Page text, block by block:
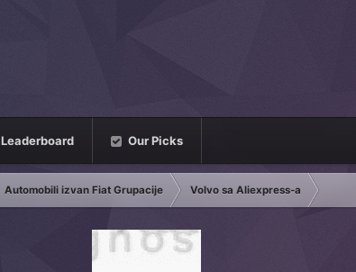
Leaderboard Our Picks
Automobili izvan Fiat Grupacije Volvo sa Aliexpress-a